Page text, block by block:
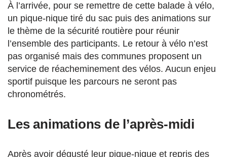
À l’arrivée, pour se remettre de cette balade à vélo,
un pique-nique tiré du sac puis des animations sur
le thème de la sécurité routière pour réunir
l’ensemble des participants. Le retour à vélo n’est
pas organisé mais des communes proposent un
service de réacheminement des vélos. Aucun enjeu
sportif puisque les parcours ne seront pas
chronométrés.
Les animations de l’après-midi
Après avoir dégusté leur pique-nique et repris des